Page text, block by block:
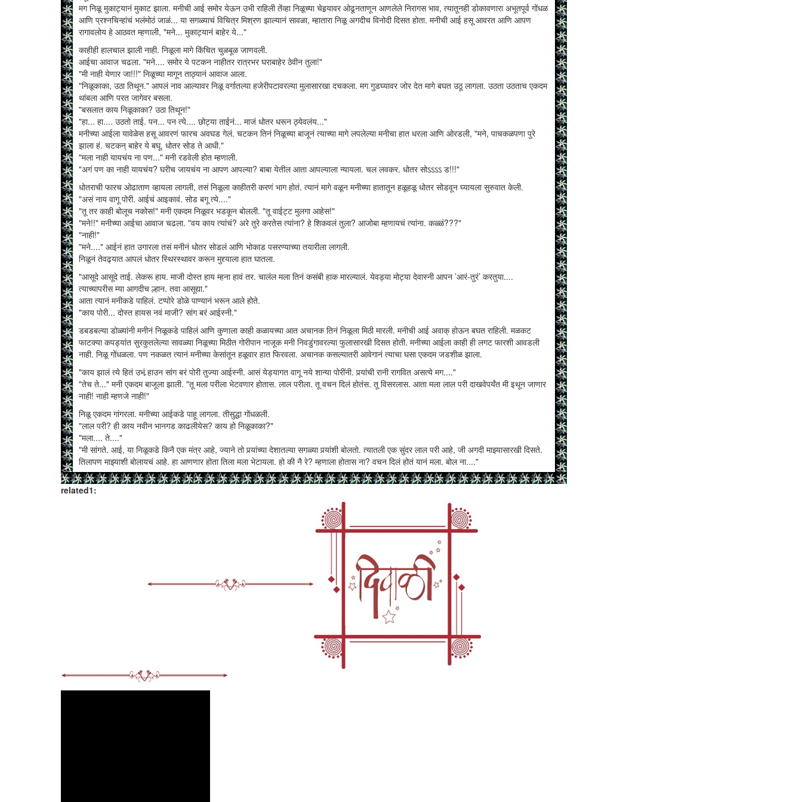
मग निळू मुकाट्यानं मुकाट झाला. मनीची आई समोर येऊन उभी राहिली तेंव्हा निळूच्या चेहर्‍यावर ओढूनताणून आणलेले निरागस भाव, त्यातूनही डोकावणारा अभूतपूर्व गोंधळ
आणि प्रश्नचिन्हांचं भलंमोठं जाळं... या सगळ्याचं विचित्र मिश्रण झाल्यानं सावळा, म्हातारा निळू अगदीच विनोदी दिसत होता. मनीची आई हसू आवरत आणि आपण
रागावलोय हे आठवत म्हणाली, "मने... मुकाट्यानं बाहेर ये..."
काहीही हालचाल झाली नाही. निळूला मागे किंचित चुळबूळ जाणवली.
आईचा आवाज चढला. "मने.... समोर ये पटकन नाहीतर रात्रभर घराबाहेर ठेवीन तुला!"
"मी नाही येणार जा!!!" निळूच्या मागून ताठ्यानं आवाज आला.
"निळूकाका, उठा तिथून." आपलं नाव आल्यावर निळू वर्गातल्या हजेरीपटावरल्या मुलासारखा दचकला. मग गुडघ्यावर जोर देत मागे बघत उठू लागला. उठता उठताच एकदम
थांबला आणि परत जागेवर बसला.
"बसलात काय निळूकाका? उठा तिथून!"
"हा... हा.... उठतो ताई. पन... पन त्ये.... छोट्या ताईनं... माजं धोतर धरून ठ्येवलंय..."
मनीच्या आईला यावेळेस हसू आवरणं फारच अवघड गेलं. चटकन तिनं निळूच्या बाजूनं त्याच्या मागे लपलेल्या मनीचा हात धरला आणि ओरडली, "मने, पाचकळपणा पुरे
झाला हं. चटकन् बाहेर ये बघू. धोतर सोड ते आधी."
"मला नाही यायचंय ना पण..." मनी रडवेली होत म्हणाली.
"अगं पण का नाही यायचंय? घरीच जायचंय ना आपण आपल्या? बाबा येतील आता आपल्याला न्यायला. चल लवकर. धोतर सोऽऽऽऽ ड!!!"
धोतराची फारच ओढाताण व्हायला लागली, तसं निळूला काहीतरी करणं भाग होतं. त्यानं मागे वळून मनीच्या हातातून हळूहळू धोतर सोडवून घ्यायला सुरुवात केली.
"असं नाय वागू पोरी. आईचं आइकावं. सोड बगू त्ये...."
"तू तर काही बोलूच नकोस!" मनी एकदम निळूवर भडकून बोलली. "तू वाईट्ट मुलगा आहेस!"
"मने!!" मनीच्या आईचा आवाज चढला. "वय काय त्यांचं? अरे तुरे करतेस त्यांना? हे शिकवलं तुला? आजोबा म्हणायचं त्यांना. कळ्ळं???"
"नाही!"
"मने...." आईनं हात उगारला तसं मनीनं धोतर सोडलं आणि भोकाड पसरण्याच्या तयारीला लागली.
निळूनं तेवढ्यात आपलं धोतर स्थिरस्थावर करून मुद्द्याला हात घातला.
"आसूदे आसूदे ताई. लेकरू हाय. माजी दोस्त हाय म्हना हावं तर. चालंल मला तिनं कसंबी हाक मारल्यालं. येवड्या मोट्या देवास्नी आपन ’आरं-तुरं’ करतुया....
त्याच्यापरीस म्या आगदीच ल्हान. तवा आसूद्या."
आता त्यानं मनीकडे पाहिलं. टप्पोरे डोळे पाण्यानं भरून आले होते.
"काय पोरी... दोस्त हायस नवं माजी? सांग बरं आईस्नी."
डबडबल्या डोळ्यांनी मनीनं निळूकडे पाहिलं आणि कुणाला काही कळायच्या आत अचानक तिनं निळूला मिठी मारली. मनीची आई अवाक् होऊन बघत राहिली. मळकट
फाटक्या कपड्यांत सुरकुतलेल्या सावळ्या निळूच्या मिठीत गोरीपान नाजूक मनी निवडुंगावरल्या फुलासारखी दिसत होती. मनीच्या आईला काही ही लगट फारशी आवडली
नाही. निळू गोंधळला. पण नकळत त्यानं मनीच्या केसांतून हळूवार हात फिरवला. अचानक कसल्यातरी आवेगानं त्याचा घसा एकदम जडशीळ झाला.
"काय झालं त्ये हितं उभं र्‍हाउन सांग बरं पोरी तुज्या आईस्नी. आसं येड्यागत वागू नये शान्या पोरींनी. पर्‍यांची रानी रागवित असत्ये मग...."
"तेच ते..." मनी एकदम बाजूला झाली. "तू मला परीला भेटवणार होतास. लाल परीला. तू वचन दिलं होतंस. तू विसरलास. आता मला लाल परी दाखवेपर्यंत मी इथून जाणार
नाही! नाही म्हणजे नाही!"
निळू एकदम गांगरला. मनीच्या आईकडे पाहू लागला. तीसुद्धा गोंधळली.
"लाल परी? ही काय नवीन भानगड काढलीयेस? काय हो निळूकाका?"
"मला.... ते...."
"मी सांगते. आई, या निळूकडे किनै एक मंत्र आहे, ज्याने तो पर्‍यांच्या देशातल्या सगळ्या पर्‍यांशी बोलतो. त्यातली एक सुंदर लाल परी आहे, जी अगदी माझ्यासारखी दिसते.
तिलापण माझ्याशी बोलायचं आहे. हा आणणार होता तिला मला भेटायला. हो की नै रे? म्हणाला होतास ना? वचन दिलं होतं यानं मला. बोल ना...."
निळू गप्पच बसला. मनीच्या आईनं मनीला मग खेचून जवळ घेतलं.
"असं झालं होय? अगं पिलू, आजोबांनी अशीच एक गोष्ट सांगितली तुला. ते काही खरं नसतं काही... आई नाही का रोज रात्री गोष्टी सांगत तुला... त्या गोष्टी खर्‍या थोडीच
"नाही गं आई... ती गोष्ट नव्हती. मी पाहिलंय तिला याच्यासोबत. मला बघून पळून गेली ती. लाल लाल छोटीशी परी. मला ती पाहिजे..." मनी मुसमुसू लागली.
"पण आई मला त्या परीला भेटायचंय. तिला भेटून मी तिला सांगणार आहे बाबांचं नाव. ती त्यांना बरोब्बर शिक्षा करील...."
"मनी!" आई एकदम ओरडली. मनीच्या दोन्ही गालांवरून घळाघळा पाणी वाहू लागलं. निळू आपला टकामका बघत होता. काही क्षणांतच आवाज पुन्हा पूर्ववत आणून मनीची
"मला नाही जायचंय आई. मला माहितीये तुलाही...."
ती गेल्यावर मनीची आई तिच्या दिशेनं बराच वेळ पाहात राहिली. आणि निळू पाहात होता तिला.... मनीकडे बघताना. तिची गोर्‍याहूनही पांढरेपणाकडे जास्त झुकणारी कांती
आणि एका मुलीची आई असूनही अत्यंत कृश राहिलेला तिचा देह. भरून येण्यासाठी, वाहण्यासाठी, बरसण्यासाठी आतूर असल्यासारखे अत्यंत कोरडे डोळे. ६-७ वर्षांपूर्वीची
हीच ती उत्साहानं रसरसलेली, हसरी-नाचरी पोर यावर कुणाचाही अजिबात विश्वास बसू नये.
मनीच्या आईनं निळूकडे मोर्चा वळवला.
"असली कसली गोष्ट सांगितलीत निळूकाका हिला? पोरगी फारच हळवी आहे. कशाच्याही नादी लागते...."
"हं... चुकलंच माजं. असंच बोलता बोलता कायतरी सांगितलं तिला आन् ल्येकरानं मनात धरून ठ्येवलं. मला वाटलं विसरली आसंल ती. म्हंजे दिवसबी फार झालेत त्येला...
related1: